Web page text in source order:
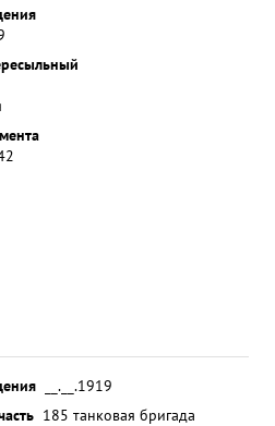
__.__.1919
185 танковая бригада